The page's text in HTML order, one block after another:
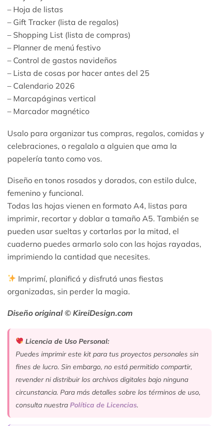
– Hoja de listas
– Gift Tracker (lista de regalos)
– Shopping List (lista de compras)
– Planner de menú festivo
– Control de gastos navideños
– Lista de cosas por hacer antes del 25
– Calendario 2026
– Marcapáginas vertical
– Marcador magnético
Usalo para organizar tus compras, regalos, comidas y
celebraciones, o regalalo a alguien que ama la
papelería tanto como vos.
Diseño en tonos rosados y dorados, con estilo dulce,
femenino y funcional.
Todas las hojas vienen en formato A4, listas para
imprimir, recortar y doblar a tamaño A5. También se
pueden usar sueltas y cortarlas por la mitad, el
cuaderno puedes armarlo solo con las hojas rayadas,
imprimiendo la cantidad que necesites.
Imprimí, planificá y disfrutá unas fiestas
organizadas, sin perder la magia.
Diseño original © KireiDesign.com
Licencia de Uso Personal:
Puedes imprimir este kit para tus proyectos personales sin
fines de lucro. Sin embargo, no está permitido compartir,
revender ni distribuir los archivos digitales bajo ninguna
circunstancia. Para más detalles sobre los términos de uso,
consulta nuestra Política de Licencias.